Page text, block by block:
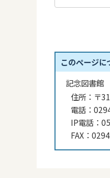
このページに
記念図書館
住所： 〒
電話：
IP電話：
FAX：